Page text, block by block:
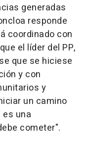
generadas
responde
coordinado con
el líder del PP,
que se hiciese
y con
y
un camino
es una
cometer".